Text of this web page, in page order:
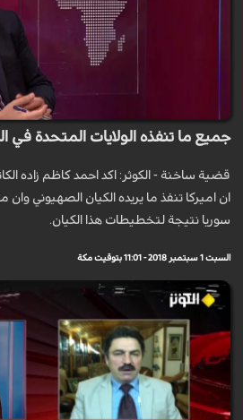
جميع ما تنفذه الولايات المتحدة في
قضية ساخنة - الكوثر: اكد احمد كاظم زاده
ان اميركا تنفذ ما يريده الكيان الصهيوني
سوريا نتيجة لتخطيطات هذا الكيان.
السبت 1 سبتمبر 2018 - 11:01 بتوقيت مكة